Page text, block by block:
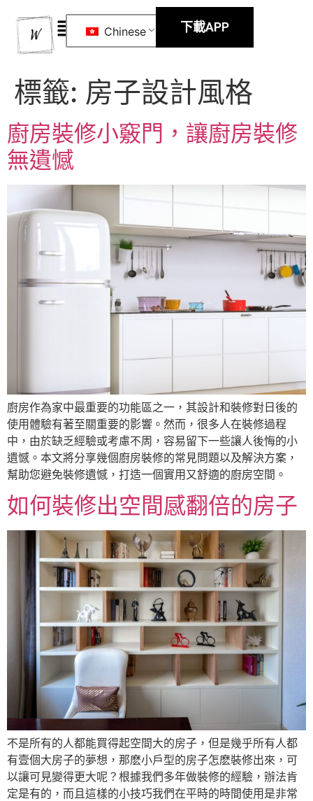
Chinese 下載APP
標籤: 房子設計風格
廚房裝修小竅門，讓廚房裝修
無遺憾
廚房作為家中最重要的功能區之一，其設計和裝修對日後的
使用體驗有著至關重要的影響。然而，很多人在裝修過程
中，由於缺乏經驗或考慮不周，容易留下一些讓人後悔的小
遺憾。本文將分享幾個廚房裝修的常見問題以及解決方案，
幫助您避免裝修遺憾，打造一個實用又舒適的廚房空間。
如何裝修出空間感翻倍的房子
不是所有的人都能買得起空間大的房子，但是幾乎所有人都
有壹個大房子的夢想，那麽小戶型的房子怎麽裝修出來，可
以讓可見變得更大呢？根據我們多年做裝修的經驗，辦法肯
定是有的，而且這樣的小技巧我們在平時的時間使用是非常